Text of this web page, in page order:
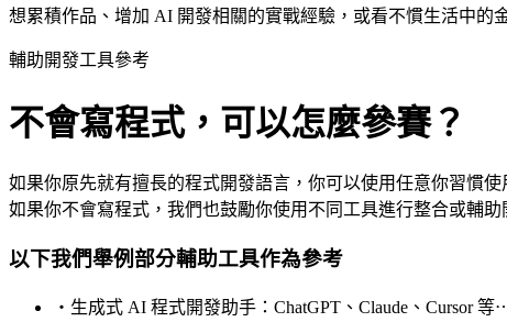
想累積作品、增加 AI 開發相關的實戰經驗，或看不慣生活中的
輔助開發工具參考
不會寫程式，可以怎麼參賽？
如果你原先就有擅長的程式開發語言，你可以使用任意你習慣
如果你不會寫程式，我們也鼓勵你使用不同工具進行整合或輔助
以下我們舉例部分輔助工具作為參考
・生成式 AI 程式開發助手：ChatGPT、Claude、Cursor